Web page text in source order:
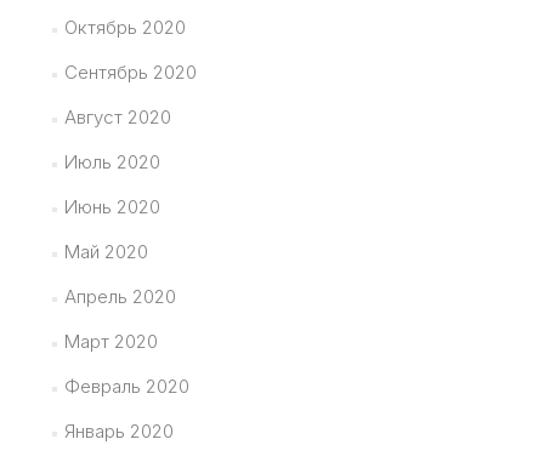
Октябрь 2020
Сентябрь 2020
Август 2020
Июль 2020
Июнь 2020
Май 2020
Апрель 2020
Март 2020
Февраль 2020
Январь 2020